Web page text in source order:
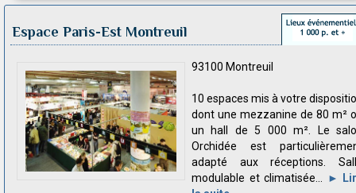
Espace Paris-Est Montreuil
93100 Montreuil
10 espaces mis à votre
dont une mezzanine de 80 m²
un hall de 5 000 m². Le
Orchidée est
adapté aux réceptions.
modulable et climatisée... ►